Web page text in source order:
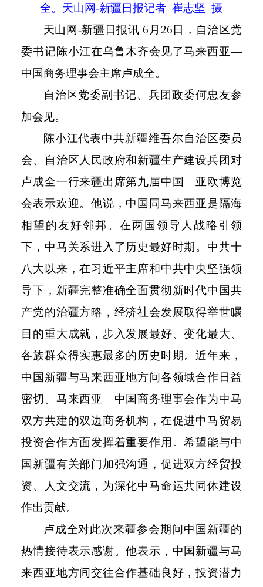
全。天山网-新疆日报记者 崔志坚 摄
天山网-新疆日报讯6 月 26日，自治区党
委书记陈小江在乌鲁木齐会见了马来西亚—
中国商务理事会主席卢成全。
自治区党委副书记、兵团政委何忠友参
加会见。
陈小江代表中共新疆维吾尔自治区委员
会、自治区人民政府和新疆生产建设兵团对
卢成全一行来疆出席第九届中国—亚欧博览
会表示欢迎。他说，中国同马来西亚是隔海
相望的友好邻邦。在两国领导人战略引领
下，中马关系进入了历史最好时期。中共十
八大以来，在习近平主席和中共中央坚强领
导下，新疆完整准确全面贯彻新时代中国共
产党的治疆方略，经济社会发展取得举世瞩
目的重大成就，步入发展最好、变化最大、
各族群众得实惠最多的历史时期。近年来，
中国新疆与马来西亚地方间各领域合作日益
密切。马来西亚—中国商务理事会作为中马
双方共建的双边商务机构，在促进中马贸易
投资合作方面发挥着重要作用。希望能与中
国新疆有关部门加强沟通，促进双方经贸投
资、人文交流，为深化中马命运共同体建设
作出贡献。
卢成全对此次来疆参会期间中国新疆的
热情接待表示感谢。他表示，中国新疆与马
来西亚地方间交往合作基础良好，投资潜力